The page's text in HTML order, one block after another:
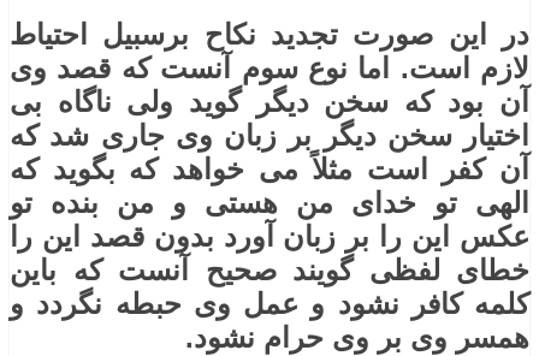
در این صورت تجدید نکاح برسبیل احتیاط
لازم است. اما نوع سوم آنست که قصد وی
آن بود که سخن دیگر گوید ولی ناگاه بی
اختیار سخن دیگر بر زبان وی جاری شد که
آن کفر است مثلاً می خواهد که بگوید که
الهی تو خدای من هستی و من بنده تو
عکس این را بر زبان آورد بدون قصد این را
خطای لفظی گویند صحیح آنست که باین
کلمه کافر نشود و عمل وی حبطه نگردد و
همسر وی بر وی حرام نشود.